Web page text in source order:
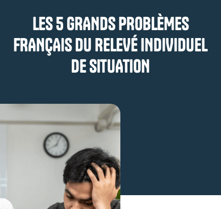
LES 5 GRANDS PROBLÈMES
FRANÇAIS DU RELEVÉ INDIVIDUEL
DE SITUATION